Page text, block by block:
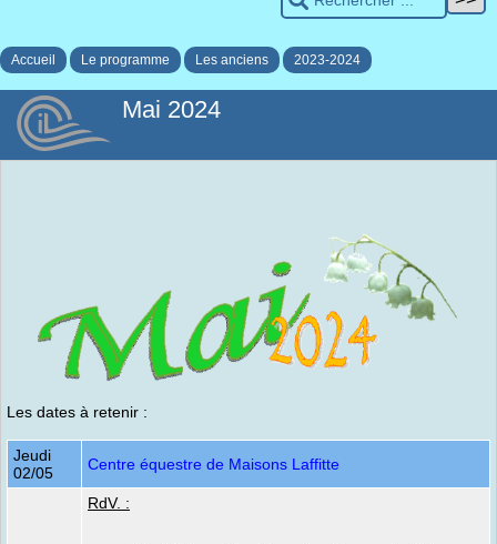
Accueil Le programme Les anciens 2023-2024
Mai 2024
Les dates à retenir :
Jeudi
02/05
Centre équestre de Maisons Laffitte
RdV. :